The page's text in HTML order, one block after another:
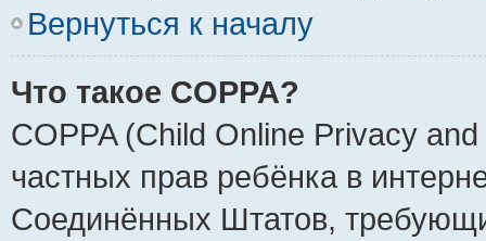
Вернуться к началу
Что такое COPPA?
COPPA (Child Online Privacy
частных прав ребёнка в
Соединённых Штатов,